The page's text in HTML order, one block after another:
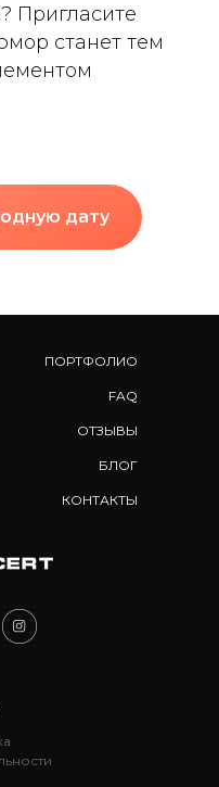
Пригласите
станет тем
дату
ПОРТФОЛИО
FAQ
ОТЗЫВЫ
БЛОГ
КОНТАКТЫ